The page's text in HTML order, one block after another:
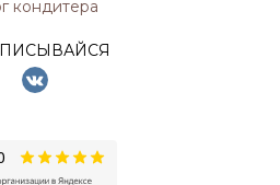
кондитера